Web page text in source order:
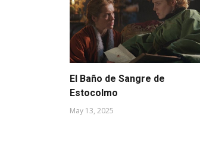
El Baño de Sangre de
Estocolmo
May 13, 2025